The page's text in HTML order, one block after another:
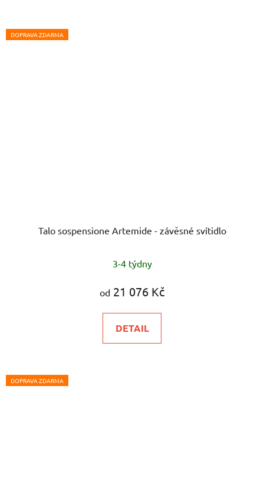
DOPRAVA ZDARMA
Talo sospensione Artemide - závěsné svítidlo
3-4 týdny
od 21 076 Kč
DETAIL
DOPRAVA ZDARMA